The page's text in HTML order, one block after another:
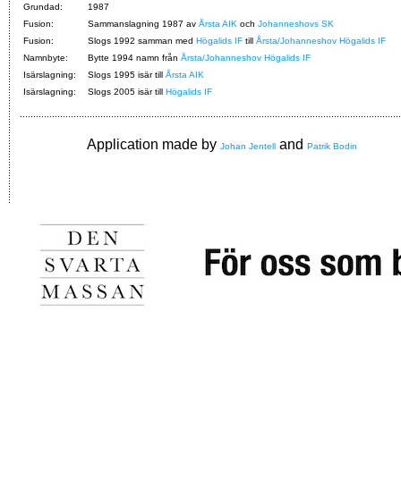
Grundad:
1987
Fusion:
Sammanslagning 1987 av Årsta AIK och Johanneshovs SK
Fusion:
Slogs 1992 samman med Högalids IF till Årsta/Johanneshov Högalids IF
Namnbyte:
Bytte 1994 namn från Årsta/Johanneshov Högalids IF
Isärslagning:
Slogs 1995 isär till Årsta AIK
Isärslagning:
Slogs 2005 isär till Högalids IF
Application made by Johan Jentell and Patrik Bodin